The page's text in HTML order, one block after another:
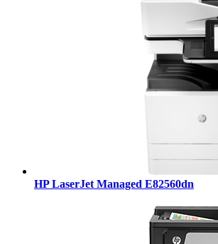
HP LaserJet Managed E82560dn